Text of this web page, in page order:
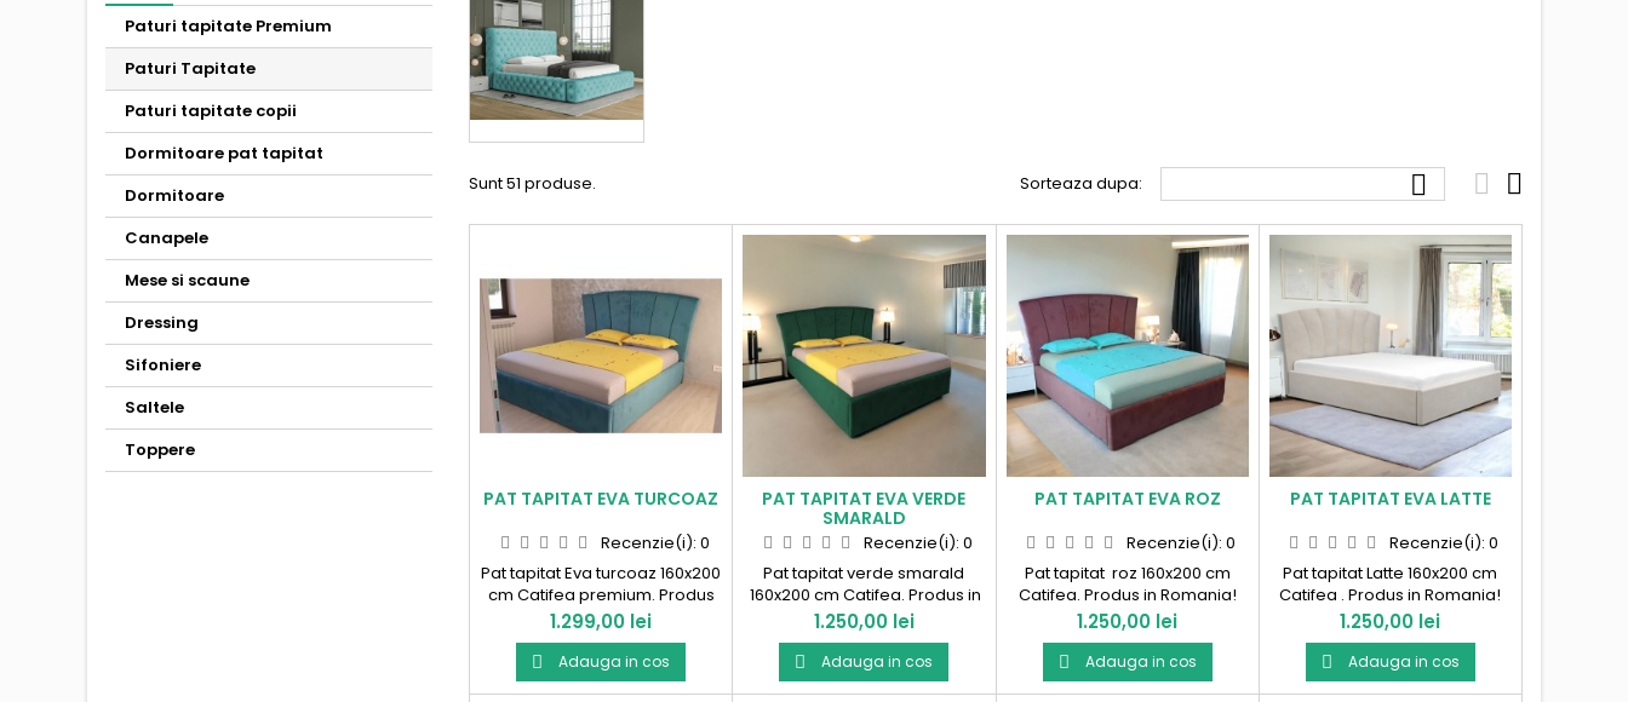
Paturi tapitate Premium
Paturi Tapitate
Paturi tapitate copii
Dormitoare pat tapitat
Dormitoare
Canapele
Mese si scaune
Dressing
Sifoniere
Saltele
Toppere
Sunt 51 produse. Sorteaza dupa:   
PAT TAPITAT EVA TURCOAZ
Recenzie(i): 0
Pat tapitat Eva turcoaz 160x200
cm Catifea premium. Produs
in Romania! Oferta valabila in
limita stocului!
Pret
1.299,00 lei
 Adauga in cos
PAT TAPITAT EVA VERDE
SMARALD
Recenzie(i): 0
Pat tapitat verde smarald
160x200 cm Catifea. Produs in
Romania!
Pret
1.250,00 lei
 Adauga in cos
PAT TAPITAT EVA ROZ
Recenzie(i):0
Pat tapitat roz 160x200 cm
Catifea. Produs in Romania!
Pret
1.250,00 lei
 Adauga in cos
PAT TAPITAT EVA LATTE
Recenzie(i):0
Pat tapitat Latte 160x200 cm
Catifea . Produs in Romania!
Pret
1.250,00 lei
 Adauga in cos